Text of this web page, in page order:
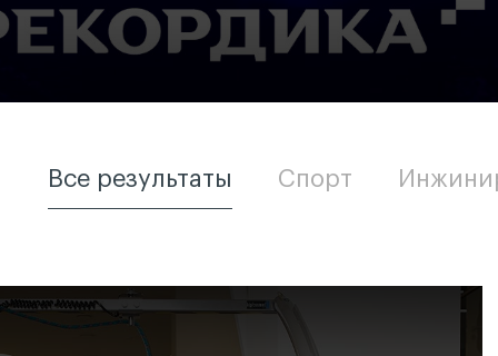
Все результаты Спорт